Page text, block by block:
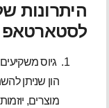
היתרונות
לסטארטאפ
גיוס
הון שניתן
מוצרים,